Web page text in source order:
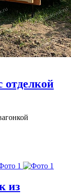
отделкой
из